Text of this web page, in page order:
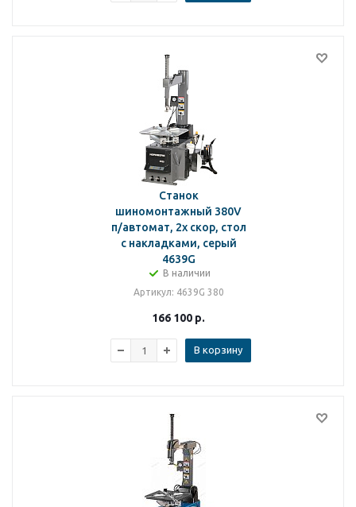
Станок
шиномонтажный 380V
п/автомат, 2х скор, стол
с накладками, серый
4639G
В наличии
Артикул: 4639G 380
166 100 р.
В корзину